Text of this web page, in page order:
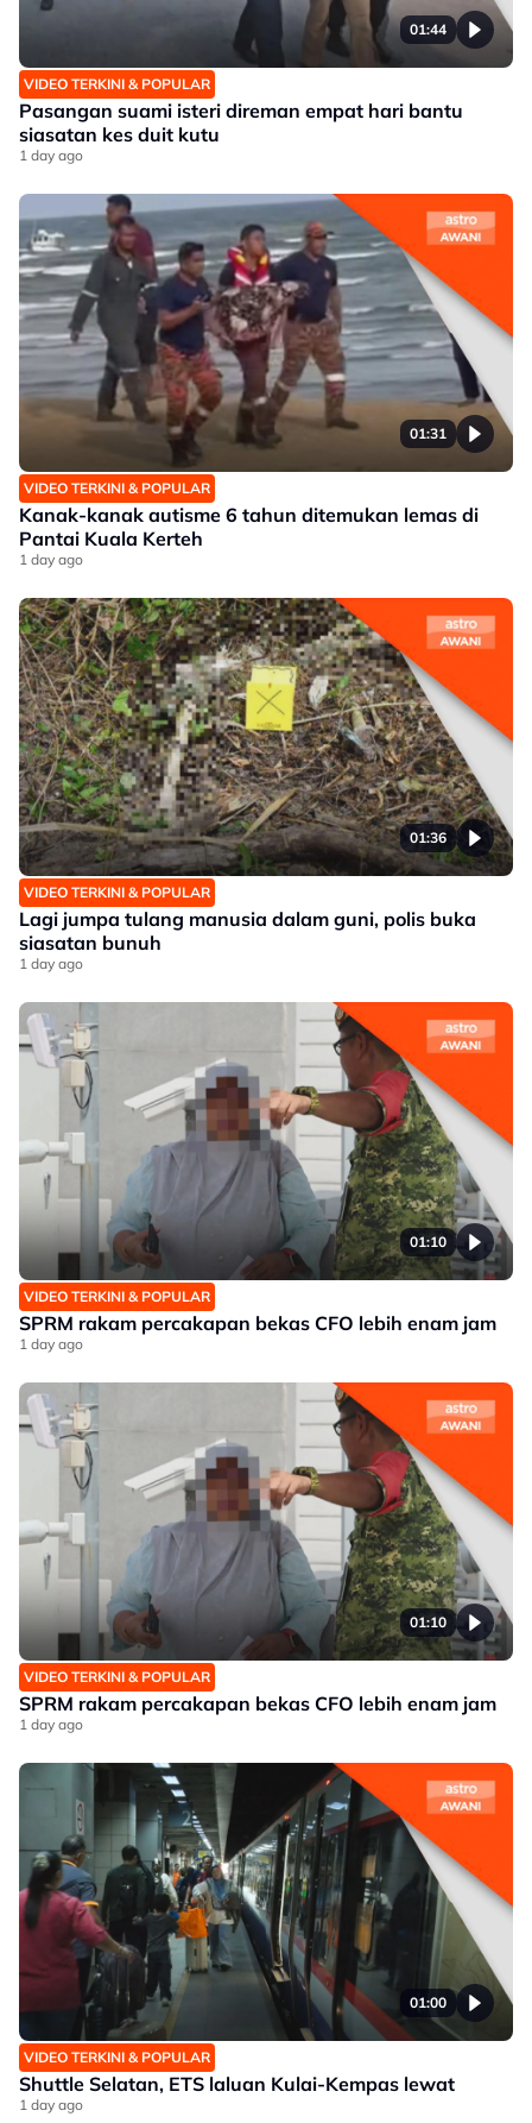
01:44
VIDEO TERKINI & POPULAR
Pasangan suami isteri direman empat hari bantu
siasatan kes duit kutu
1 day ago
01:31
VIDEO TERKINI & POPULAR
Kanak-kanak autisme 6 tahun ditemukan lemas di
Pantai Kuala Kerteh
1 day ago
01:36
VIDEO TERKINI & POPULAR
Lagi jumpa tulang manusia dalam guni, polis buka
siasatan bunuh
1 day ago
01:10
VIDEO TERKINI & POPULAR
SPRM rakam percakapan bekas CFO lebih enam jam
1 day ago
01:10
VIDEO TERKINI & POPULAR
SPRM rakam percakapan bekas CFO lebih enam jam
1 day ago
01:00
VIDEO TERKINI & POPULAR
Shuttle Selatan, ETS laluan Kulai-Kempas lewat
1 day ago